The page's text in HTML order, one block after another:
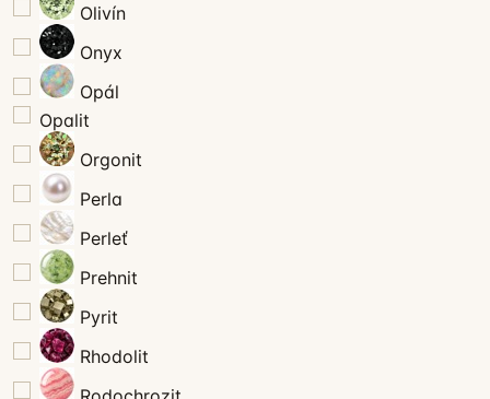
Olivín
Onyx
Opál
Opalit
Orgonit
Perla
Perleť
Prehnit
Pyrit
Rhodolit